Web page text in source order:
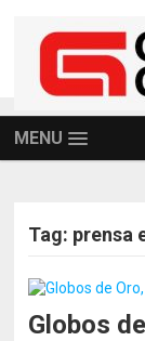
MENU
Tag: prensa
Globos